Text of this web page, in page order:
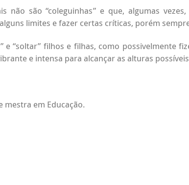
não são “coleguinhas” e que, algumas
limites e fazer certas críticas, porém
e “soltar” filhos e filhas, como possivelmente
e intensa para alcançar as alturas
mestra em Educação.